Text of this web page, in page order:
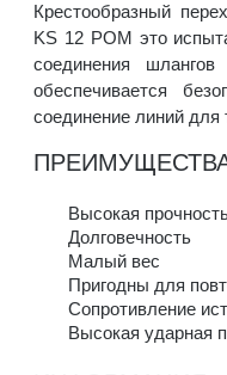
Крестообразный
KS 12 POM это
соединения
обеспечивается
соединение линий для
Высокая
Долговечность
Малый вес
Пригодны для
Сопротивление
Высокая ударная